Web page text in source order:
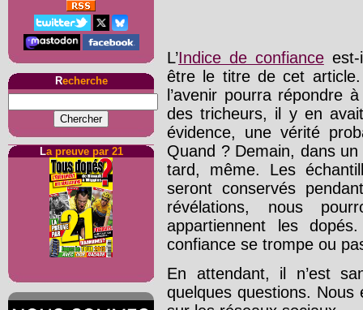
Recherche
La preuve par 21
L’Indice de confianceest-
être le titre de cet
l’avenir pourra répondre
des tricheurs, il y en
évidence, une vérité
Quand ? Demain, dans
tard, même. Les
seront conservés
révélations, nous
appartiennent les
confiance se trompe ou
En attendant, il n’est
quelques questions.